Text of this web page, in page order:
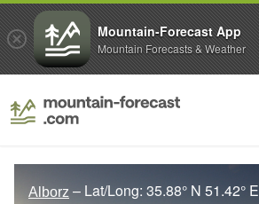
Alborz – Lat/Long: 35.88° N 51.42° E
Mountain-Forecast App
Mountain Forecasts & Weather